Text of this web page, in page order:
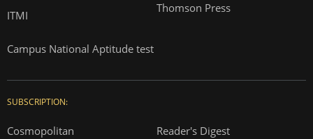
ITMI
Campus National Aptitude test
Thomson Press
SUBSCRIPTION:
Cosmopolitan Reader's Digest